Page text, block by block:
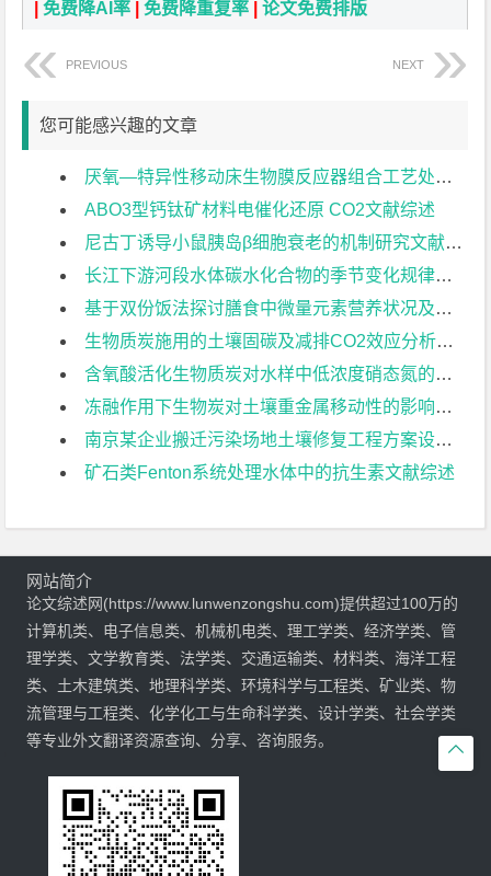
|免费降AI率 |免费降重复率 |论文免费排版
PREVIOUS NEXT
您可能感兴趣的文章
厌氧—特异性移动床生物膜反应器组合工艺处理石油废水设计文献综述
ABO3型钙钛矿材料电催化还原 CO2文献综述
尼古丁诱导小鼠胰岛β细胞衰老的机制研究文献综述
长江下游河段水体碳水化合物的季节变化规律文献综述
基于双份饭法探讨膳食中微量元素营养状况及重金属污染水平与食管癌前病变的关系研究文献综述
生物质炭施用的土壤固碳及减排CO2效应分析文献综述
含氧酸活化生物质炭对水样中低浓度硝态氮的吸附研究文献综述
冻融作用下生物炭对土壤重金属移动性的影响文献综述
南京某企业搬迁污染场地土壤修复工程方案设计文献综述
矿石类Fenton系统处理水体中的抗生素文献综述

网站简介
论文综述网(https://www.lunwenzongshu.com)提供超过100万的
计算机类、电子信息类、机械机电类、理工学类、经济学类、管
理学类、文学教育类、法学类、交通运输类、材料类、海洋工程
类、土木建筑类、地理科学类、环境科学与工程类、矿业类、物
流管理与工程类、化学化工与生命科学类、设计学类、社会学类
等专业外文翻译资源查询、分享、咨询服务。